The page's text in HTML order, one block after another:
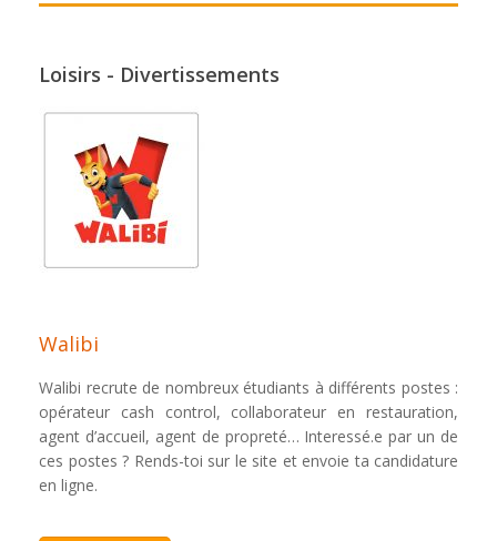
Loisirs - Divertissements
Walibi
Walibi recrute de nombreux étudiants à différents postes :
opérateur cash control, collaborateur en restauration,
agent d’accueil, agent de propreté… Interessé.e par un de
ces postes ? Rends-toi sur le site et envoie ta candidature
en ligne.